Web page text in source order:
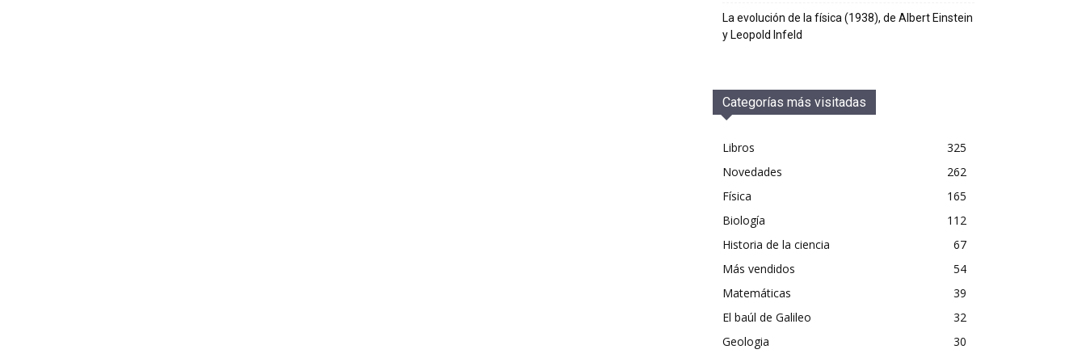
La evolución de la física (1938), de Albert Einstein
y Leopold Infeld
Categorías más visitadas
Libros
325
Novedades
262
Física
165
Biología
112
Historia de la ciencia
67
Más vendidos
54
Matemáticas
39
El baúl de Galileo
32
Geologia
30